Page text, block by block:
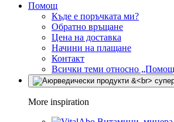
Помощ
Къде е поръчката ми?
Обратно връщане
Цена на доставка
Начини на плащане
Контакт
Всички теми относно
More inspiration